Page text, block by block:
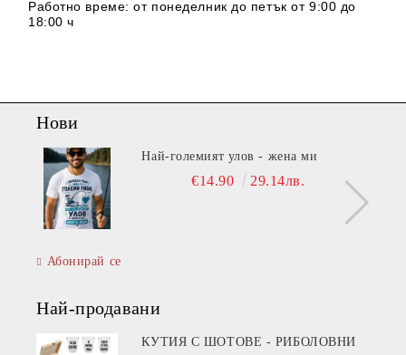
Работно време: от понеделник до петък от 9:00 до
18:00 ч
Нови
Най-големият улов - жена ми
€14.90 29.14лв.
Абонирай се
Най-продавани
КУТИЯ С ШОТОВЕ - РИБОЛОВНИ